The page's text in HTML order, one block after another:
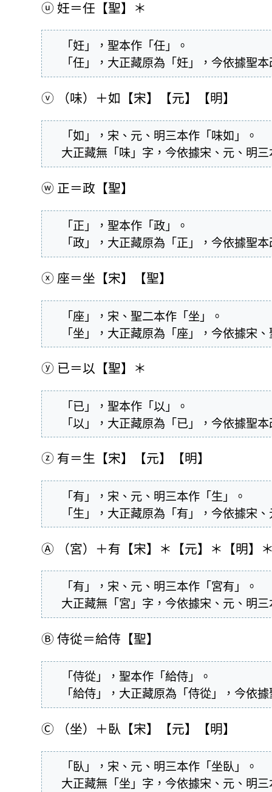
ⓤ 妊＝任【聖】＊
「任」，大正藏原為「妊」，今依據聖
ⓥ （味）＋如【宋】【元】【明】
大正藏無「味」字，今依據宋、元、明
ⓦ 正＝政【聖】
「政」，大正藏原為「正」，今依據聖
ⓧ 座＝坐【宋】【聖】
「坐」，大正藏原為「座」，今依據宋
ⓨ 已＝以【聖】＊
「以」，大正藏原為「已」，今依據聖
ⓩ 有＝生【宋】【元】【明】
「生」，大正藏原為「有」，今依據宋
Ⓐ （宮）＋有【宋】＊【元】＊【明】
大正藏無「宮」字，今依據宋、元、明
Ⓑ 侍從＝給侍【聖】
「給侍」，大正藏原為「侍從」，今依
Ⓒ （坐）＋臥【宋】【元】【明】
大正藏無「坐」字，今依據宋、元、明